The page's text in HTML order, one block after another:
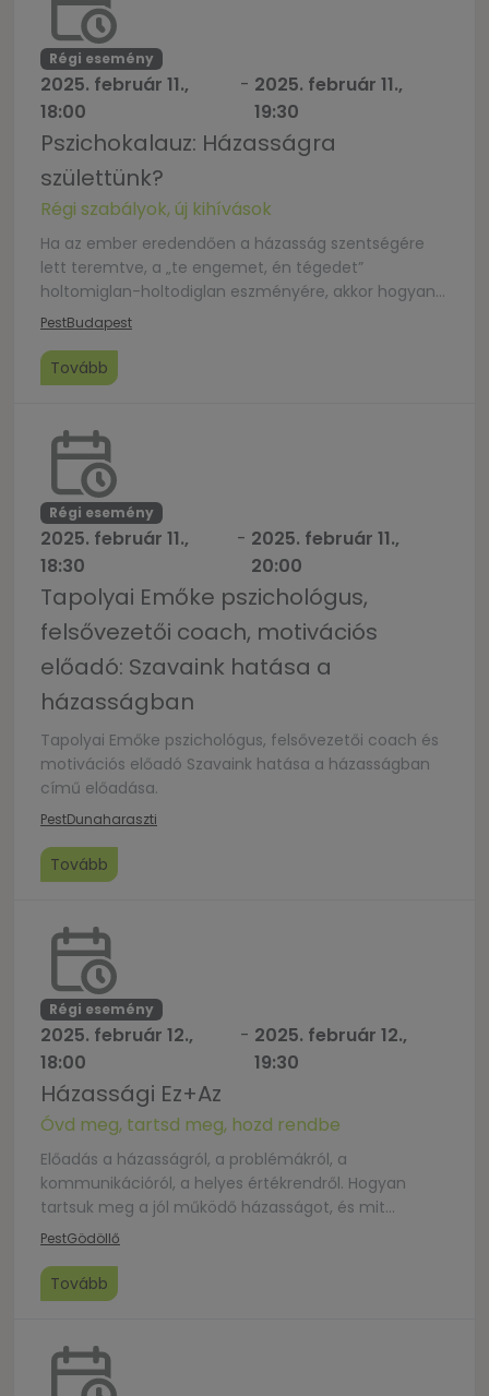
Régi esemény
2025. február 11.,
18:00
- 2025. február 11.,
19:30
Pszichokalauz: Házasságra
születtünk?
Régi szabályok, új kihívások
Ha az ember eredendően a házasság szentségére
lett teremtve, a „te engemet, én tégedet”
holtomiglan-holtodiglan eszményére, akkor hogyan
lehetséges, hogy mégis ennyi házasság végződik
Miért tűnik úgy, mintha valami mélyen gyökerező
diszharmónia lenne a monogámia és az emberi
evolúciós pszichológia és az antropológia
eredményeit […]
PestBudapest
Tovább
Régi esemény
2025. február 11.,
18:30
- 2025. február 11.,
20:00
Tapolyai Emőke pszichológus,
felsővezetői coach, motivációs
előadó: Szavaink hatása a
házasságban
Tapolyai Emőke pszichológus, felsővezetői coach és
motivációs előadó Szavaink hatása a házasságban
című előadása.
PestDunaharaszti
Tovább
Régi esemény
2025. február 12.,
18:00
- 2025. február 12.,
19:30
Házassági Ez+Az
Óvd meg, tartsd meg, hozd rendbe
Előadás a házasságról, a problémákról, a
kommunikációról, a helyes értékrendről. Hogyan
tartsuk meg a jól működő házasságot, és mit
tegyünk, ha valami elromlott, hogyan javítsuk meg. A
hogy pontos létszámmal regisztrálj.Köszönjük a
megértést! Kapcsolat: Feléledési Közösség, Kiss
Gödöllő, Szabadság út 23.Időpont: […]
PestGödöllő
Tovább